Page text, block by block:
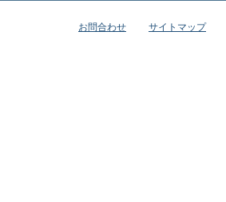
お問合わせ サイトマップ